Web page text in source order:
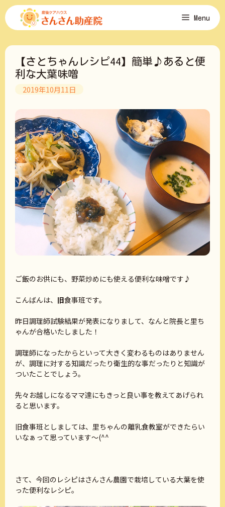
コ
ン
ツ
Menu
【さとちゃんレシピ44】簡単♪あると便
利な大葉味噌
2019年10月11日
ご飯のお供にも、野菜炒めにも使える便利な味噌です♪
こんばんは、 旧食事班です。
昨日調理師試験結果が発表になりまして、なんと院長と里ち
ゃんが合格いたしました！
調理師になったからといって大きく変わるものはありません
が、調理に対する知識だったり衛生的な事だったりと知識が
ついたことでしょう。
先々お越しになるママ達にもきっと良い事を教えてあげられ
ると思います。
旧食事班としましては、里ちゃんの離乳食教室ができたらい
いなぁって思っています～(^^
さて、今回のレシピはさんさん農園で栽培している大葉を使
った便利なレシピ。